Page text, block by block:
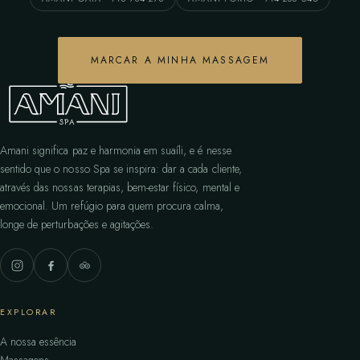
MARCAR A MINHA MASSAGEM
Amani significa paz e harmonia em suaíli, e é nesse
sentido que o nosso Spa se inspira: dar a cada cliente,
através das nossas terapias, bem-estar físico, mental e
emocional. Um refúgio para quem procura calma,
longe de perturbações e agitações.
EXPLORAR
A nossa essência